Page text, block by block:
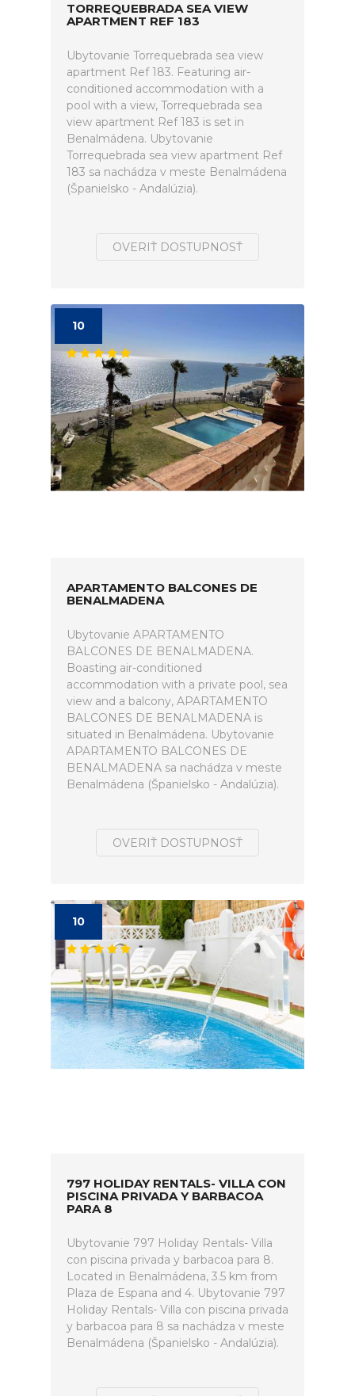
TORREQUEBRADA SEA VIEW
APARTMENT REF 183
Ubytovanie Torrequebrada sea view
apartment Ref 183. Featuring air-
conditioned accommodation with a
pool with a view, Torrequebrada sea
view apartment Ref 183 is set in
Benalmádena. Ubytovanie
Torrequebrada sea view apartment Ref
183 sa nachádza v meste Benalmádena
(Španielsko - Andalúzia).
OVERIŤ DOSTUPNOSŤ
10
APARTAMENTO BALCONES DE
BENALMADENA
Ubytovanie APARTAMENTO
BALCONES DE BENALMADENA.
Boasting air-conditioned
accommodation with a private pool, sea
view and a balcony, APARTAMENTO
BALCONES DE BENALMADENA is
situated in Benalmádena. Ubytovanie
APARTAMENTO BALCONES DE
BENALMADENA sa nachádza v meste
Benalmádena (Španielsko - Andalúzia).
OVERIŤ DOSTUPNOSŤ
10
797 HOLIDAY RENTALS- VILLA CON
PISCINA PRIVADA Y BARBACOA
PARA 8
Ubytovanie 797 Holiday Rentals- Villa
con piscina privada y barbacoa para 8.
Located in Benalmádena, 3.5 km from
Plaza de Espana and 4. Ubytovanie 797
Holiday Rentals- Villa con piscina privada
y barbacoa para 8 sa nachádza v meste
Benalmádena (Španielsko - Andalúzia).